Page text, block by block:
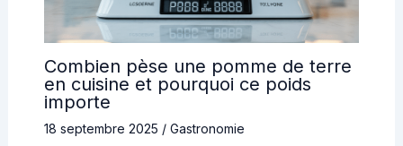
Combien pèse une pomme de terre
en cuisine et pourquoi ce poids
importe
18 septembre 2025 / Gastronomie